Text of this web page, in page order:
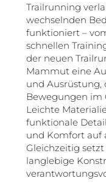
Trailrunning
wechselnden
funktioniert –
schnellen
der neuen
Mammut eine
und Ausrüstung,
Bewegungen im
Leichte
funktionale
und Komfort auf
Gleichzeitig
langlebige